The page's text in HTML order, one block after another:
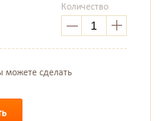
Количество
можете сделать